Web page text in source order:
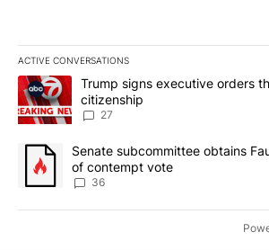
ACTIVE CONVERSATIONS
The following is a list of the most
A trending article titled "Trump signs
Trump signs executive orders
citizenship
27
A trending article titled "Senate
Senate subcommittee obtains
of contempt vote
36